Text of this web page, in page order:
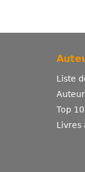
Liste
Top
Livres